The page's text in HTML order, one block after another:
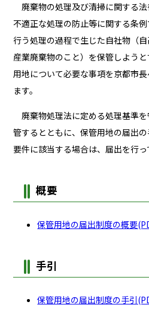
廃棄物の処理及び清掃に関する
不適正な処理の防止等に関する条
行う処理の過程で生じた自社物（
産業廃棄物のこと）を保管しよう
用地について必要な事項を京都市
ます。
廃棄物処理法に定める処理基準
管するとともに、保管用地の届出
要件に該当する場合は、届出を行っ
概要
保管用地の届出制度の概要
手引
保管用地の届出制度の手引